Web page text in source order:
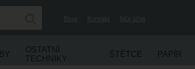
Blog Kontakt Můj účet
OSTATNÍ
TECHNIKY
ŠTĚTCE PAPÍR